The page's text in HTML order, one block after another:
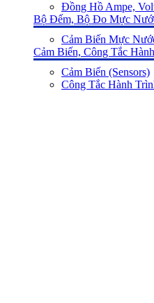
Đồng Hồ Ampe,
Bộ Đếm, Bộ Đo Mực
Cảm Biến Mực
Cảm Biến, Công Tắc
Cảm Biến (Sensors)
Công Tắc Hành